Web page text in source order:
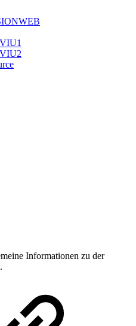
Informationen zu der